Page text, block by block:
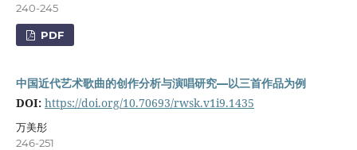
240-245
PDF
中国近代艺术歌曲的创作分析与演唱研究—以三首作品为例
DOI: https://doi.org/10.70693/rwsk.v1i9.1435
万美彤
246-251